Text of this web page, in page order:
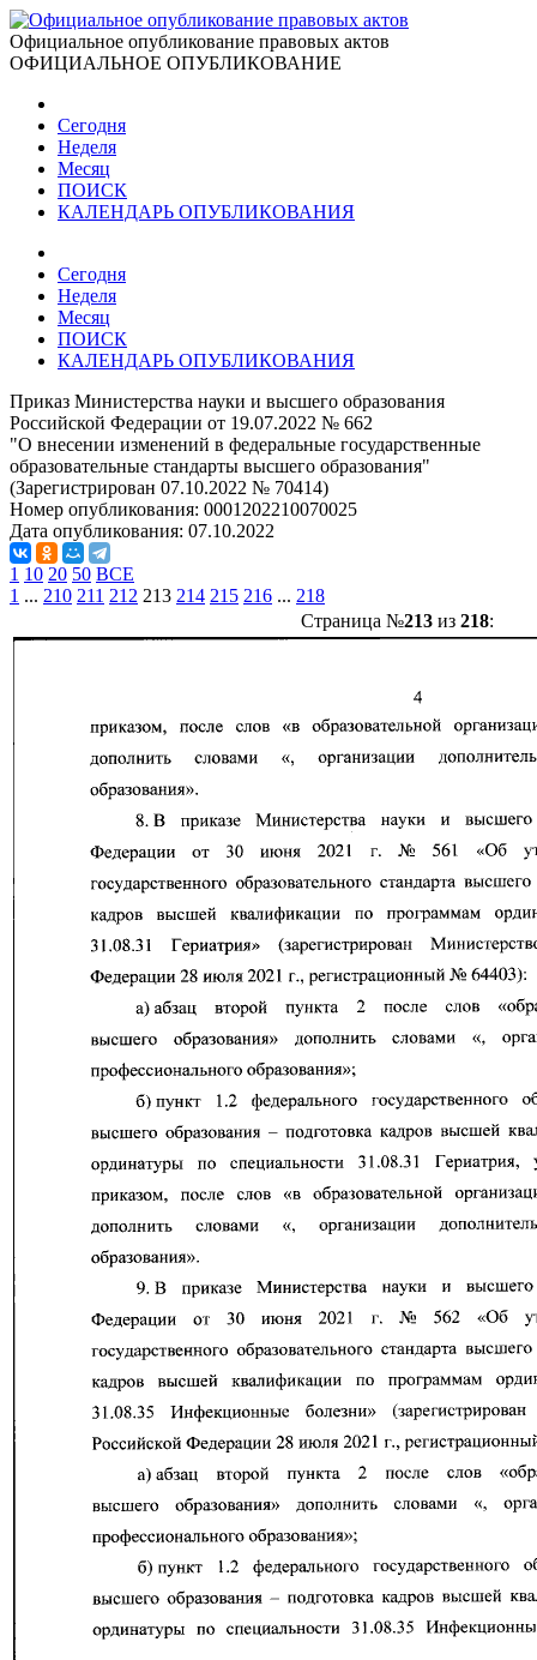
Официальное опубликование правовых актов
ОФИЦИАЛЬНОЕ ОПУБЛИКОВАНИЕ
Сегодня
Неделя
Месяц
ПОИСК
КАЛЕНДАРЬ ОПУБЛИКОВАНИЯ
Сегодня
Неделя
Месяц
ПОИСК
КАЛЕНДАРЬ ОПУБЛИКОВАНИЯ
Приказ Министерства науки и высшего образования
Российской Федерации от 19.07.2022 № 662
"О внесении изменений в федеральные государственные
образовательные стандарты высшего образования"
(Зарегистрирован 07.10.2022 № 70414)
Номер опубликования: 0001202210070025
Дата опубликования: 07.10.2022
1 10 20 50 ВСЕ
1 ... 210 211 212 213 214 215 216 ... 218
Страница №213из 218: